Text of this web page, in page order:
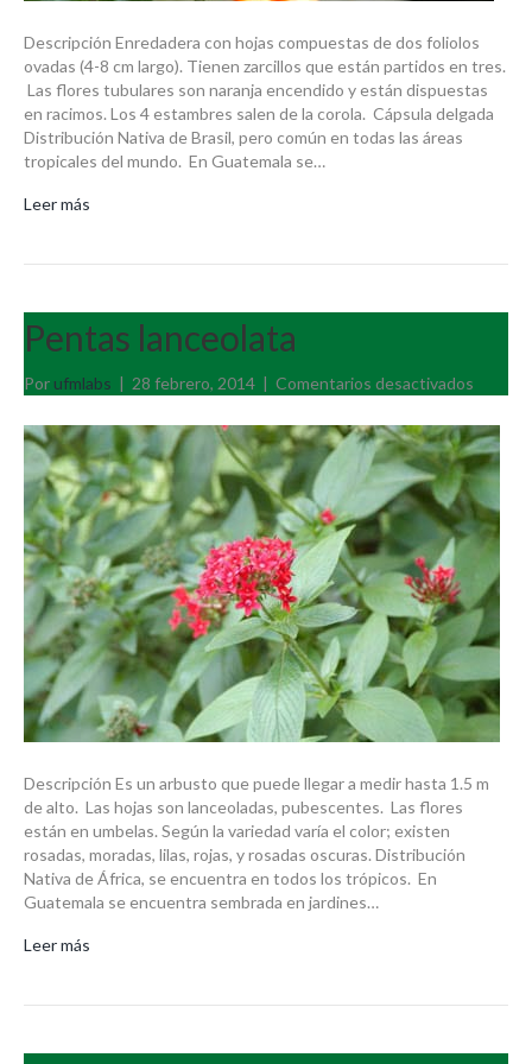
Descripción Enredadera con hojas compuestas de dos foliolos
ovadas (4-8 cm largo). Tienen zarcillos que están partidos en tres.
Las flores tubulares son naranja encendido y están dispuestas
en racimos. Los 4 estambres salen de la corola. Cápsula delgada
Distribución Nativa de Brasil, pero común en todas las áreas
tropicales del mundo. En Guatemala se…
Leer más
Pentas lanceolata
Por ufmlabs | 28 febrero, 2014 | Comentarios desactivados
Descripción Es un arbusto que puede llegar a medir hasta 1.5 m
de alto. Las hojas son lanceoladas, pubescentes. Las flores
están en umbelas. Según la variedad varía el color; existen
rosadas, moradas, lilas, rojas, y rosadas oscuras. Distribución
Nativa de África, se encuentra en todos los trópicos. En
Guatemala se encuentra sembrada en jardines…
Leer más